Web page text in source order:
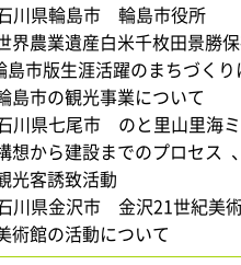
川県輪島市 輪島市役所
農業遺産白米千枚田景勝
生涯活躍のまちづ
観光事業について
川県七尾市 のと里山里海
から建設までのプロセス
誘致活動
川県金沢市 金沢21世紀美
館の活動について